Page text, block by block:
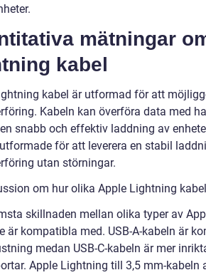
mätningar
kabel
kabel är utformad för att
Kabeln kan överföra data med
snabb och effektiv laddning av
för att leverera en stabil
utan störningar.
om hur olika Apple Lightning
skillnaden mellan olika typer av
är kompatibla med. USB-A-kabeln är
medan USB-C-kabeln är mer
Apple Lightning till 3,5 mm-